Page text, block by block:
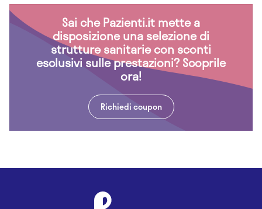
Sai che Pazienti.it mette a
disposizione una selezione di
strutture sanitarie con sconti
esclusivi sulle prestazioni? Scoprile
ora!
Richiedi coupon